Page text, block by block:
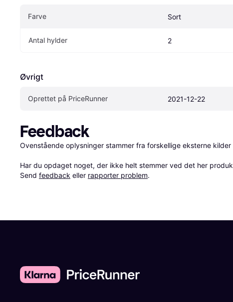
Farve Sort
Antal hylder 2
Øvrigt
Oprettet på PriceRunner 2021-12-22
Feedback
Ovenstående oplysninger stammer fra forskellige eksterne
Har du opdaget noget, der ikke helt stemmer ved det her
Send feedback eller rapporter problem.